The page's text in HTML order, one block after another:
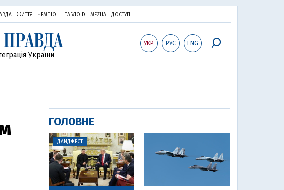
ЖИТТЯ ЧЕМПІОН ТАБЛОID MEZHA ДОСТУП
УКР РУС ENG
України
ГОЛОВНЕ
ДАЙДЖЕСТ